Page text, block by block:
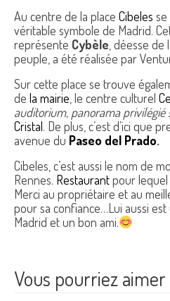
Au centre de la place Cibeles
véritable symbole de Madrid.
représente Cybèle , déesse
peuple, a été réalisée par
Sur cette place se trouve
de la mairie , le centre culturel
auditorium, panorama privilégié
Cristal. De plus, c’est d’ici que
avenue du Paseo del Prado.
Cibeles, c’est aussi le nom de
Rennes. Restaurantpour lequel
Merci au propriétaire et au
pour sa confiance…Lui aussi
Madrid et un bon ami.
Vous pourriez